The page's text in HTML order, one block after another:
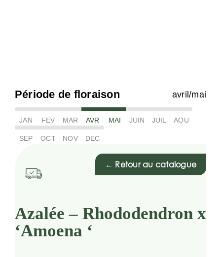
Période de floraison avril/mai
JAN FEV MAR AVR MAI JUIN JUIL AOU
SEP OCT NOV DEC
← Retour au catalogue
Azalée – Rhododendron x
‘Amoena ‘